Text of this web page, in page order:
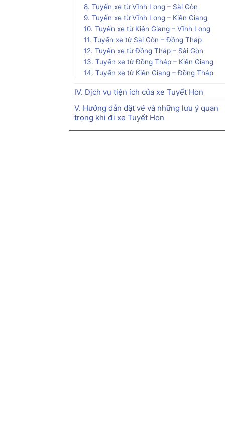
8. Tuyến xe từ Vĩnh Long – Sài Gòn
9. Tuyến xe từ Vĩnh Long – Kiên Giang
10. Tuyến xe từ Kiên Giang – Vĩnh Long
11. Tuyến xe từ Sài Gòn – Đồng Tháp
12. Tuyến xe từ Đồng Tháp – Sài Gòn
13. Tuyến xe từ Đồng Tháp – Kiên Giang
14. Tuyến xe từ Kiên Giang – Đồng Tháp
IV. Dịch vụ tiện ích của xe Tuyết Hon
V. Hướng dẫn đặt vé và những lưu ý quan
trọng khi đi xe Tuyết Hon